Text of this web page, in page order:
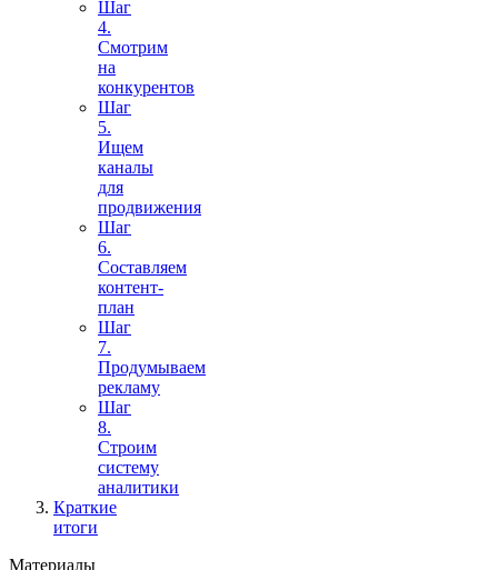
Шаг
4.
Смотрим
на
конкурентов
Шаг
5.
Ищем
каналы
для
продвижения
Шаг
6.
Составляем
контент-
план
Шаг
7.
Продумываем
рекламу
Шаг
8.
Строим
систему
аналитики
Краткие
итоги
Материалы